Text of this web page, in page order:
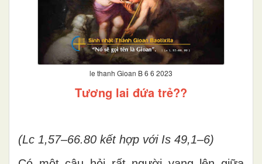
le thanh Gioan B 6 6 2023
Tương lai đứa trẻ??
(Lc 1,57–66.80 kết hợp với Is 49,1–6)